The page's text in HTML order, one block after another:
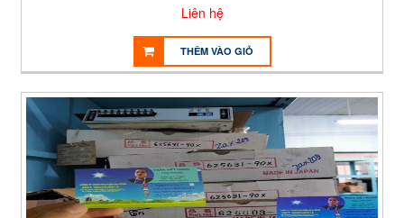
Liên hệ
THÊM VÀO GIỎ